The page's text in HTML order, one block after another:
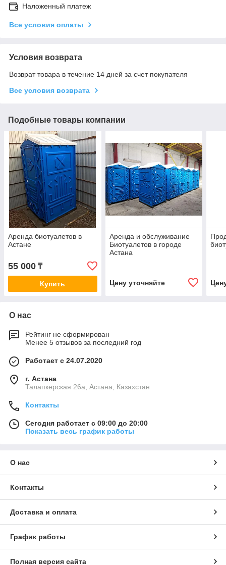
Наложенный платеж
Все условия оплаты
Условия возврата
Возврат товара в течение 14 дней за счет покупателя
Все условия возврата
Подобные товары компании
Аренда биотуалетов в
Астане
55 000 ₸
Купить
Аренда и обслуживание
Биотуалетов в городе
Астана
Цену уточняйте
О нас
Рейтинг не сформирован
Менее 5 отзывов за последний год
Работает с 24.07.2020
г. Астана
Талапкерская 26а, Астана, Казахстан
Контакты
Сегодня работает с 09:00 до 20:00
Показать весь график работы
О нас
Контакты
Доставка и оплата
График работы
Полная версия сайта